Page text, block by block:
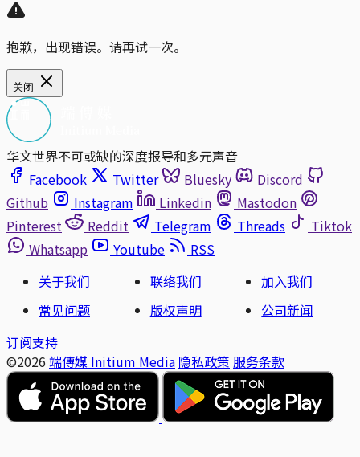
抱歉，出现错误。请再试一次。
关闭
华文世界不可或缺的深度报导和多元声音
Facebook
Twitter Bluesky
Discord
Github
Instagram Linkedin
Mastodon
Pinterest
Reddit Telegram Threads
Tiktok
Whatsapp
Youtube
RSS
关于我们
联络我们
加入我们
常见问题
版权声明
公司新闻
订阅支持
©2026 端傳媒 Initium Media 隐私政策 服务条款